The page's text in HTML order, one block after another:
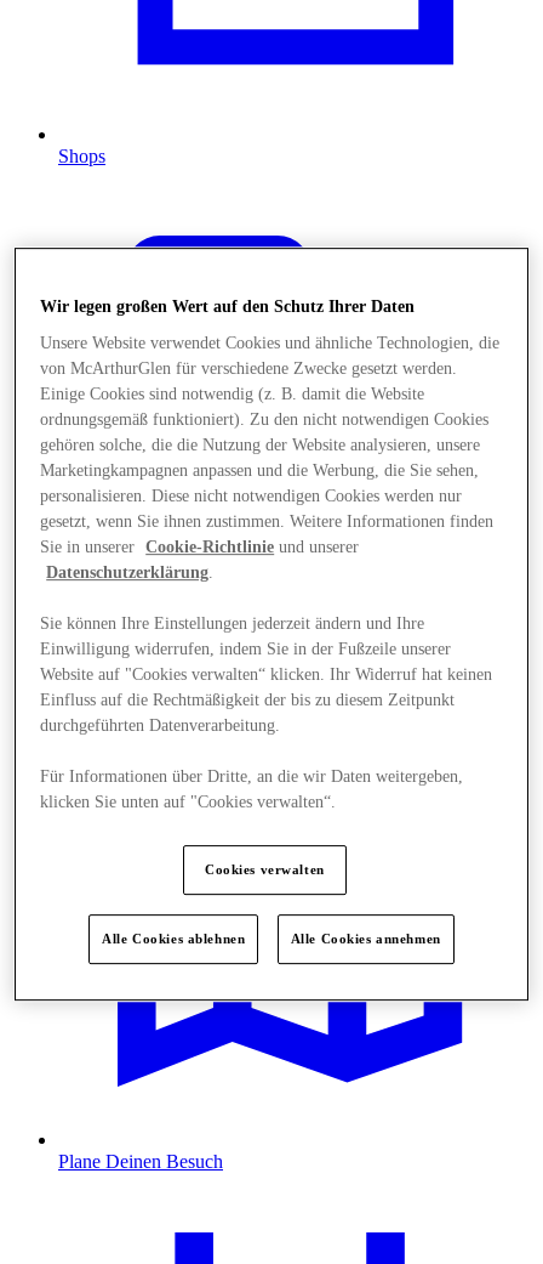
Shops
Angebote
Plane Deinen Besuch
Wir legen großen Wert auf den Schutz Ihrer Daten
Unsere Website verwendet Cookies und ähnliche Technologien, die
von McArthurGlen für verschiedene Zwecke gesetzt werden.
Einige Cookies sind notwendig (z. B. damit die Website
ordnungsgemäß funktioniert). Zu den nicht notwendigen Cookies
gehören solche, die die Nutzung der Website analysieren, unsere
Marketingkampagnen anpassen und die Werbung, die Sie sehen,
personalisieren. Diese nicht notwendigen Cookies werden nur
gesetzt, wenn Sie ihnen zustimmen. Weitere Informationen finden
Sie in unserer
Cookie-Richtlinie und unserer
Datenschutzerklärung.
Sie können Ihre Einstellungen jederzeit ändern und Ihre
Einwilligung widerrufen, indem Sie in der Fußzeile unserer
Website auf "Cookies verwalten“ klicken. Ihr Widerruf hat keinen
Einfluss auf die Rechtmäßigkeit der bis zu diesem Zeitpunkt
durchgeführten Datenverarbeitung.
Für Informationen über Dritte, an die wir Daten weitergeben,
klicken Sie unten auf "Cookies verwalten“.
Cookies verwalten
Alle Cookies ablehnen Alle Cookies annehmen